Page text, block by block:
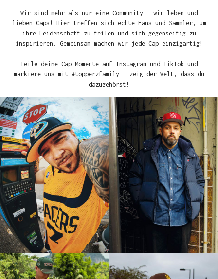
Wir sind mehr als nur eine Community – wir leben und
lieben Caps! Hier treffen sich echte Fans und Sammler, um
ihre Leidenschaft zu teilen und sich gegenseitig zu
inspirieren. Gemeinsam machen wir jede Cap einzigartig!
Teile deine Cap-Momente auf Instagram und TikTok und
markiere uns mit #topperzfamily – zeig der Welt, dass du
dazugehörst!